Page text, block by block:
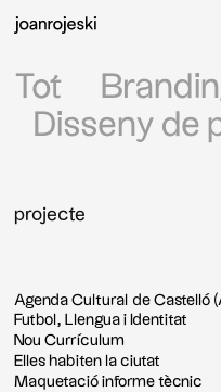
Tot
Disseny de
projecte
Agenda Cultural de Castelló
Futbol, Llengua i Identitat
Nou Currículum
Elles habiten la ciutat
Maquetació informe tècnic